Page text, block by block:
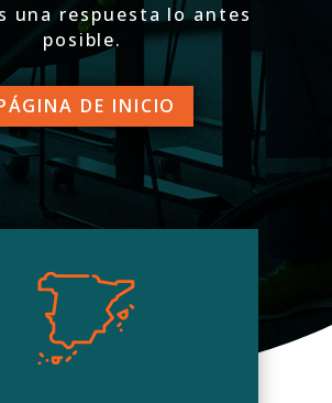
una respuesta lo antes
posible.
DE INICIO